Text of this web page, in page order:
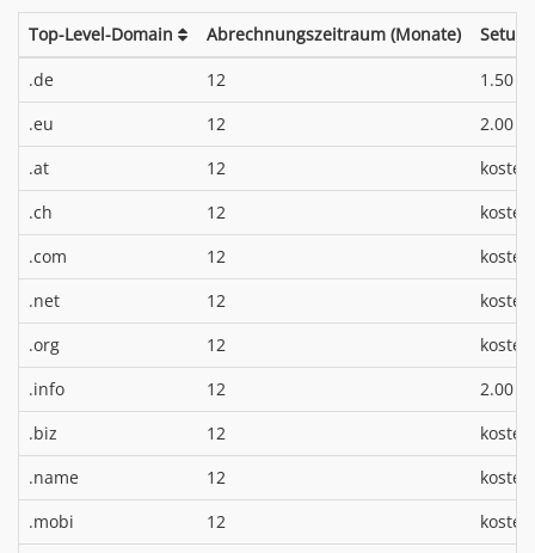
Top-Level-Domain Abrechnungszeitraum (Monate)
.de
12 1.50 €
.eu 12 2.00 €
.at 12
.ch
12
.com
12
.net
12
.org
12
.info
12 2.00 €
.biz 12
.name
12
.mobi
12